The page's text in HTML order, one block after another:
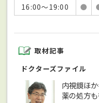
16:00～19:00
●
取材記事
ドクターズファイル
内視鏡ほ
薬の処方